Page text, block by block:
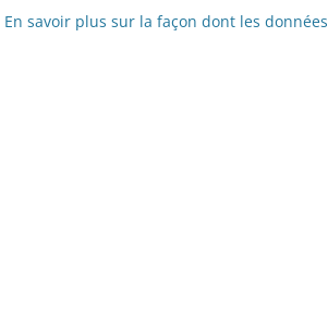
En savoir plus sur la façon dont les données